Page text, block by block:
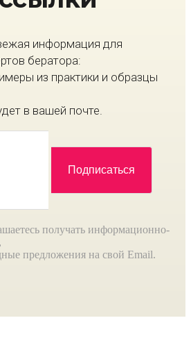
информация для
бератора:
из практики и образцы
в вашей почте.
получать информационно-
предложения на свой Email.